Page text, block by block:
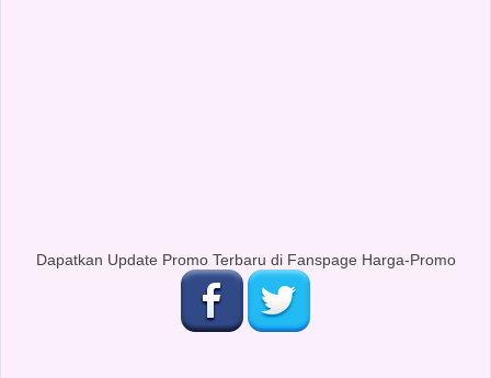
Dapatkan Update Promo Terbaru di Fanspage Harga-Promo